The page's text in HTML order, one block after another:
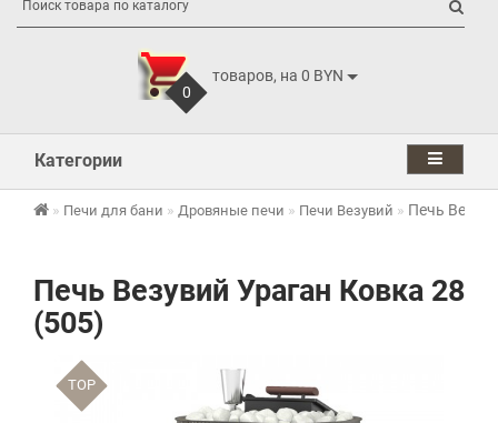
0
товаров, на 0 BYN
Категории
Печи для бани Дровяные печи Печи Везувий Печь
Печь Везувий Ураган Ковка 28
(505)
TOP